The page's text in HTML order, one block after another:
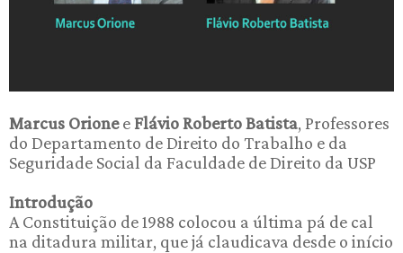
Marcus OrioneeFlávio Roberto Batista, Professores
do Departamento de Direito do Trabalho e da
Seguridade Social da Faculdade de Direito da USP
Introdução
A Constituição de 1988 colocou a última pá de cal
na ditadura militar, que já claudicava desde o início